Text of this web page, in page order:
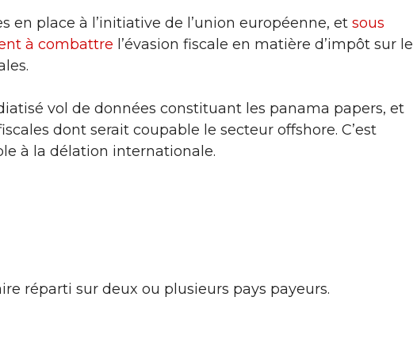
en place à l’initiative de l’union européenne, et sous
à combattre l’évasion fiscale en matière d’impôt sur le
vol de données constituant les panama papers, et
dont serait coupable le secteur offshore. C’est
à la délation internationale.
réparti sur deux ou plusieurs pays payeurs.